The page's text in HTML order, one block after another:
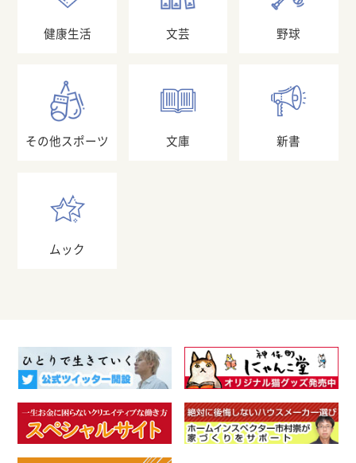
健康生活 文芸 野球
その他スポーツ 文庫 新書
ムック